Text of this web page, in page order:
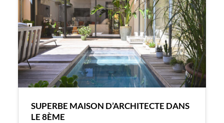
SUPERBE MAISON D’ARCHITECTE DANS
LE 8ÈME